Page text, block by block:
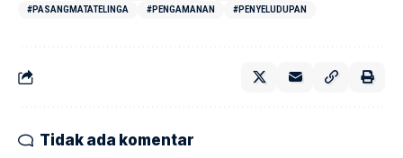
#PASANGMATATELINGA
#PENGAMANAN #PENYELUDUPAN
Tidak ada komentar